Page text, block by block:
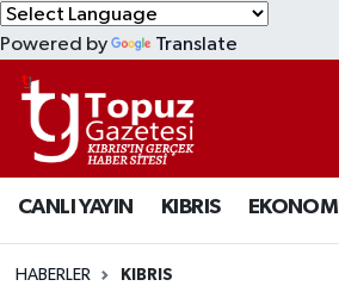
Powered by Translate
CANLI YAYIN KIBRIS EKONOMİ
HABERLER KIBRIS
KIBRIS
DÜNYA
EKONOMİ
MAGAZİN
Lefkoşa Nöbetçi Eczaneler
Lefkoşa Hava Durumu
Lefkoşa Trafik Yoğunluk
Süper Lig Puan Durumu ve